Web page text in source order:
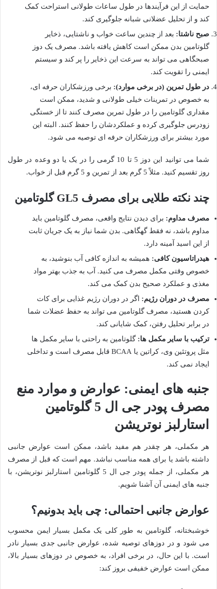
حمایت از این فرآیندها در طول ساعات طولانی استراحت کمک
کند و از تحلیل عضلانی شبانه جلوگیری کند.
صبح ناشتا: بعد از چندین ساعت خواب و ناشتایی، ذخایر
گلوتامین بدن ممکن است کاهش یافته باشد. مصرف یک دوز
صبحگاهی می تواند به سرعت این ذخایر را پر کند و سیستم
ایمنی را تقویت کند.
در طول تمرین (در برخی موارد): برخی ورزشکاران حرفه ای،
به خصوص در تمرینات خیلی طولانی و شدید، ممکن است
مقداری گلوتامین را در طول تمرین مصرف کنند تا از خستگی
زودرس جلوگیری کرده و عملکردشان را حفظ کنند. البته این
مورد بیشتر برای ورزشکاران حرفه ای توصیه می شود.
شما می توانید این دوز 5 تا 10 گرمی را در یک یا دو وعده در طول
روز تقسیم کنید. مثلاً 5 گرم بعد از تمرین و 5 گرم قبل از خواب.
چند نکته طلایی برای مصرف GL5 گلوتامین
مصرف مداوم: برای دیدن نتایج واقعی، مصرف گلوتامین باید
مداوم باشد، نه فقط گهگاهی. بدن شما نیاز به یک جریان ثابت
از این اسید آمینه دارد.
هیدراتاسیون کافی: همیشه به اندازه کافی آب بنوشید، به
خصوص وقتی مکمل مصرف می کنید. آب به جذب بهتر مواد
مغذی و عملکرد صحیح بدن کمک می کند.
مصرف در دوران رژیم: اگر در دوران رژیم غذایی برای کات
کردن هستید، مصرف گلوتامین می تواند به حفظ عضلات شما
در برابر تحلیل رفتن، کمک شایانی کند.
ترکیب با سایر مکمل ها: گلوتامین به راحتی با سایر مکمل ها
مثل پروتئین وی، کراتین یا BCAA قابل مصرف است و تداخلی
ایجاد نمی کند.
جنبه های ایمنی: عوارض و موارد منع
مصرف پودر جی ال 5 گلوتامین
استارلبز نوتریشن
هر مکملی، هر چقدر هم مفید باشد، ممکن است عوارض جانبی
داشته باشد یا برای همه مناسب نباشد. مهم است که قبل از مصرف
هر مکملی، از جمله پودر جی ال 5 گلوتامین استارلبز نوتریشن، با
جنبه های ایمنی آن آشنا شویم.
عوارض جانبی احتمالی: چی باید بدونیم؟
خوشبختانه، گلوتامین به طور کلی یک مکمل بسیار ایمن محسوب
می شود و در دوزهای توصیه شده، عوارض جانبی جدی بسیار نادر
است. با این حال، در برخی افراد، به خصوص در دوزهای بسیار بالا،
ممکن است عوارض خفیفی بروز کند: